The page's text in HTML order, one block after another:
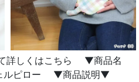
しくはこちら ▼商品名
ルピロー ▼商品説明▼